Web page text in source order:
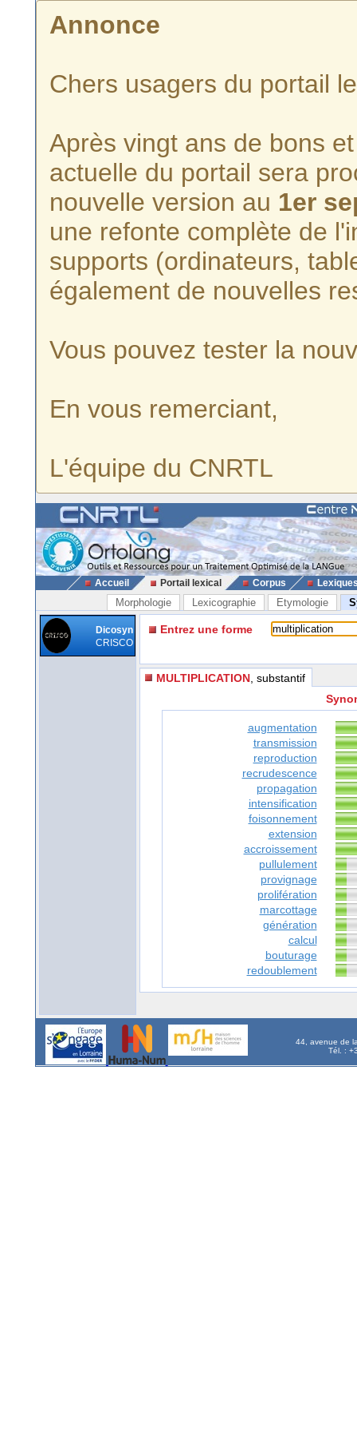
Annonce
Chers usagers du portail
Après vingt ans de bons
actuelle du portail sera
nouvelle version au 1er
une refonte complète de
supports (ordinateurs,
également de nouvelles
Vous pouvez tester la
En vous remerciant,
L'équipe du CNRTL
Accueil Portail lexical Corpus
Morphologie Lexicographie Etymologie
Dicosyn
CRISCO
Entrez une forme
MULTIPLICATION , substantif
augmentation
transmission
reproduction
recrudescence
propagation
intensification
foisonnement
extension
accroissement
pullulement
provignage
prolifération
marcottage
génération
calcul
bouturage
redoublement
44, avenue de
Tél. :